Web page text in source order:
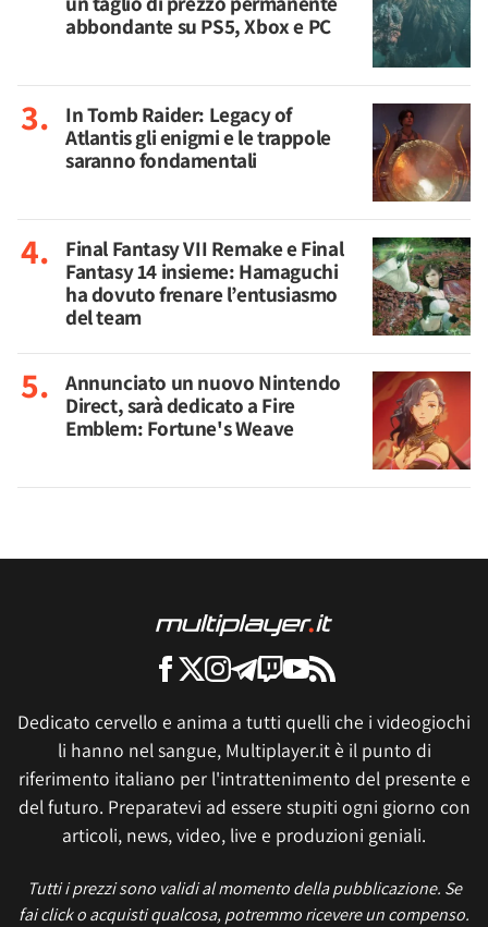
abbondante su PS5, Xbox e PC
In Tomb Raider: Legacy of
Atlantis gli enigmi e le trappole
saranno fondamentali
Final Fantasy VII Remake e Final
Fantasy 14 insieme: Hamaguchi
ha dovuto frenare l’entusiasmo
del team
Annunciato un nuovo Nintendo
Direct, sarà dedicato a Fire
Emblem: Fortune's Weave
Dedicato cervello e anima a tutti quelli che i videogiochi
li hanno nel sangue, Multiplayer.it è il punto di
riferimento italiano per l'intrattenimento del presente e
del futuro. Preparatevi ad essere stupiti ogni giorno con
articoli, news, video, live e produzioni geniali.
Tutti i prezzi sono validi al momento della pubblicazione. Se
fai click o acquisti qualcosa, potremmo ricevere un compenso.